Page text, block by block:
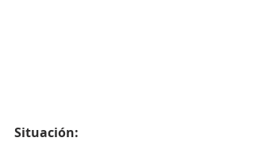
Situación: